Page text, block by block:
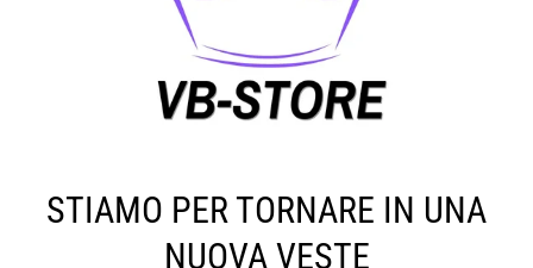
STIAMO PER TORNARE IN UNA
NUOVA VESTE